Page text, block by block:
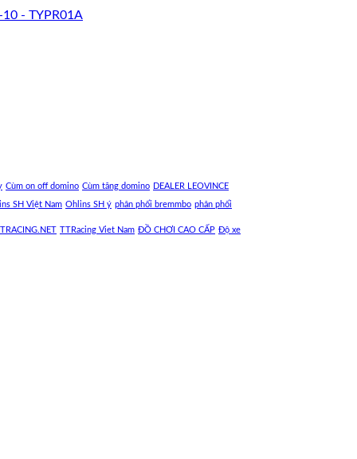
- TYPR01A
Cùm on off domino Cùm tăng domino DEALER LEOVINCE
SH Việt Nam Ohlins SH ý phân phối bremmbo phân phối
TTRacing Viet Nam ĐỒ CHƠI CAO CẤP Độ xe